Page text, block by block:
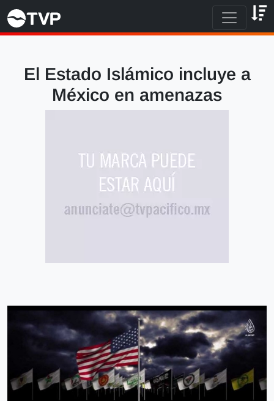
El Estado Islámico incluye a
México en amenazas